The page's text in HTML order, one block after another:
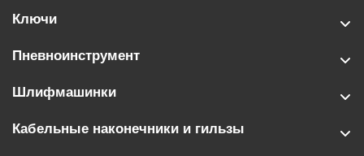
Ключи
Пневноинструмент
Шлифмашинки
Кабельные наконечники и гильзы